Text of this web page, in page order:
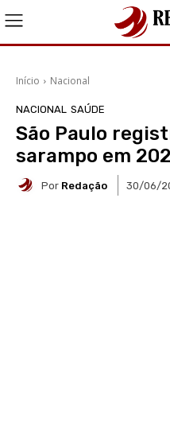
Início Nacional
NACIONAL SAÚDE
São Paulo
sarampo em
Por Redação 30/06/